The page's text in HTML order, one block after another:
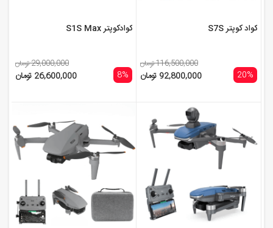
کواد کوپتر S7S
20%
116,500,000 تومان
92,800,000 تومان
کوادکوپتر S1S Max
8%
29,000,000 تومان
26,600,000 تومان